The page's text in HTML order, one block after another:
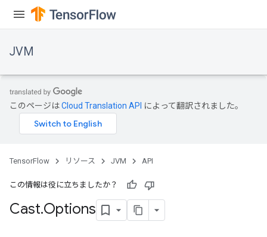
JVM
このページはCloud Translation API によって翻訳されました。
TensorFlow リソース JVM API
この情報は役に立ちましたか？
Cast.Options